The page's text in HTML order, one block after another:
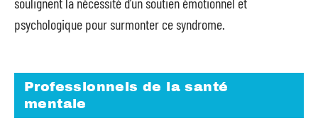
psychologique pour surmonter ce syndrome.
Professionnels de la santé
mentale